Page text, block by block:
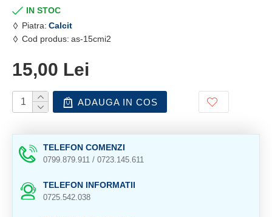
IN STOC
Piatra: Calcit
Cod produs: as-15cmi2
15,00 Lei
ADAUGA IN COS
TELEFON COMENZI
0799.879.911 / 0723.145.611
TELEFON INFORMATII
0725.542.038